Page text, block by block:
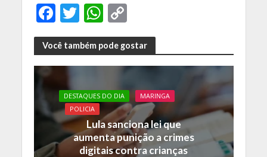
F
ac
e
b
o
o
k
T
w
itt
er
W
h
at
s
A
p
p
C
o
p
y
Li
n
k
Você também pode gostar
DESTAQUES DO DIA
MARINGA
POLICIA
Lula sanciona lei que
aumenta punição a crimes
digitais contra crianças